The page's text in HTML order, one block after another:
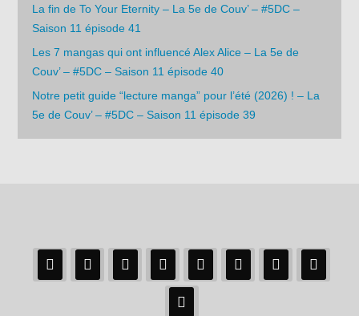
La fin de To Your Eternity – La 5e de Couv’ – #5DC –
Saison 11 épisode 41
Les 7 mangas qui ont influencé Alex Alice – La 5e de
Couv’ – #5DC – Saison 11 épisode 40
Notre petit guide “lecture manga” pour l’été (2026) ! – La
5e de Couv’ – #5DC – Saison 11 épisode 39